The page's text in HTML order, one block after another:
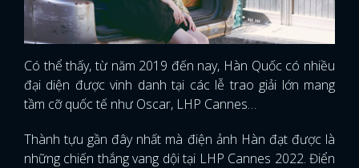
ĐĂNG NHẬP
Có thể thấy, từ năm 2019 đến nay, Hàn Quốc có nhiều
đại diện được vinh danh tại các lễ trao giải lớn mang
tầm cỡ quốc tế như Oscar, LHP Cannes…
Thành tựu gần đây nhất mà điện ảnh Hàn đạt được là
những chiến thắng vang dội tại LHP Cannes 2022. Điển